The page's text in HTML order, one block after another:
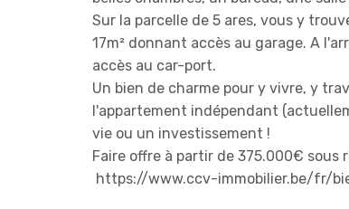
Sur la parcelle de 5 ares, vous y
17m² donnant accès au garage. A
accès au car-port.
Un bien de charme pour y vivre, y
l'appartement indépendant
vie ou un investissement !
Faire offre à partir de 375.000€ sous
https://www.ccv-immobilier.be/fr/